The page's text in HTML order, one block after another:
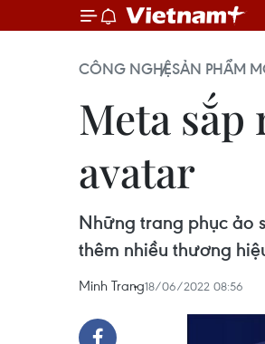
CÔNG NGHỆSẢN PHẨM
Meta
avatar
Những trang phục ảo
thêm nhiều thương
Minh Trang18/06/2022 08:56